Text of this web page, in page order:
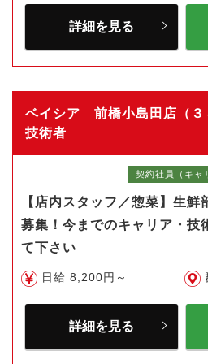
詳細を見る
ベイシア 前橋小島田店（３
技術者
契約社員（キャ
【店内スタッフ／惣菜】生
募集！今までのキャリア・技
て下さい
日給 8,200円～
詳細を見る